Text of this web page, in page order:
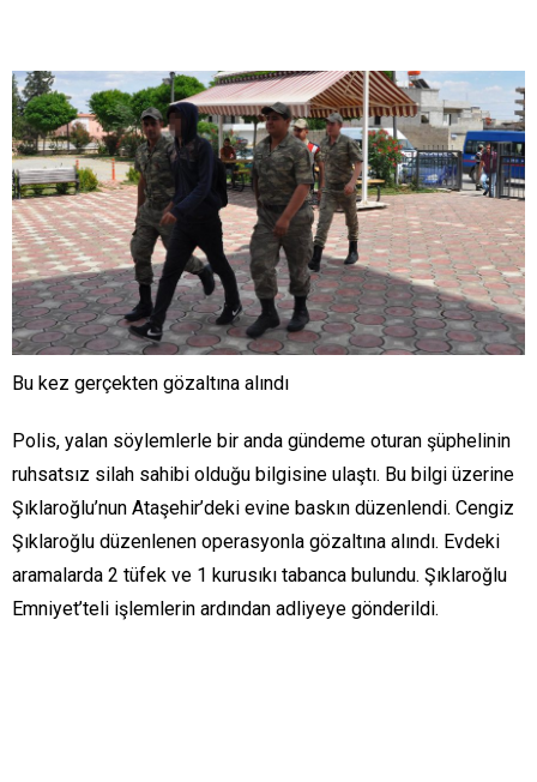
Bu kez gerçekten gözaltına alındı
Polis, yalan söylemlerle bir anda gündeme oturan şüphelinin
ruhsatsız silah sahibi olduğu bilgisine ulaştı. Bu bilgi üzerine
Şıklaroğlu’nun Ataşehir’deki evine baskın düzenlendi. Cengiz
Şıklaroğlu düzenlenen operasyonla gözaltına alındı. Evdeki
aramalarda 2 tüfek ve 1 kurusıkı tabanca bulundu. Şıklaroğlu
Emniyet’teli işlemlerin ardından adliyeye gönderildi.